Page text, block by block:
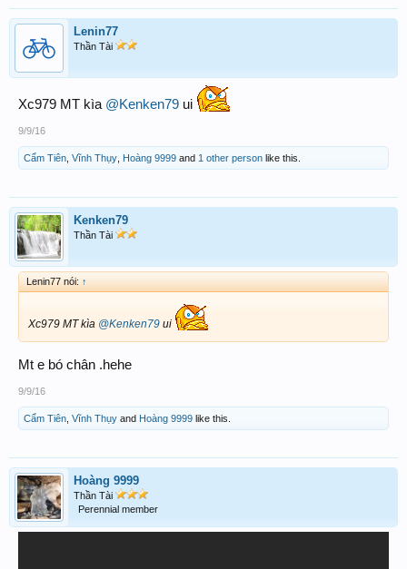
Lenin77
Thần Tài
Xc979 MT kìa @Kenken79 ui
9/9/16
Cẩm Tiên Vĩnh Thụy Hoàng 9999 and 1 other person like this.
Kenken79
Thần Tài
Lenin77 nói: ↑
Xc979 MT kìa @Kenken79 ui
Mt e bó chân .hehe
9/9/16
Cẩm Tiên Vĩnh Thụy and Hoàng 9999 like this.
Hoàng 9999
Thần Tài
Perennial member